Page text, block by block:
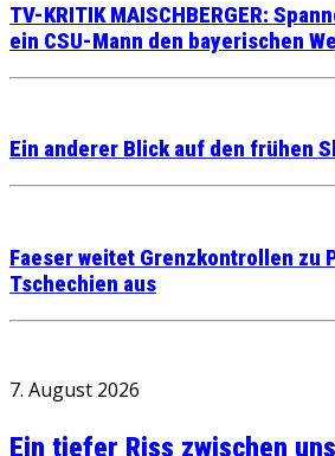
TV-KRITIK MAISCHBERGER:
ein CSU-Mann den bayerischen
Ein anderer Blick auf den frühen
Faeser weitet Grenzkontrollen zu
Tschechien aus
7. August 2026
Ein tiefer Riss zwischen